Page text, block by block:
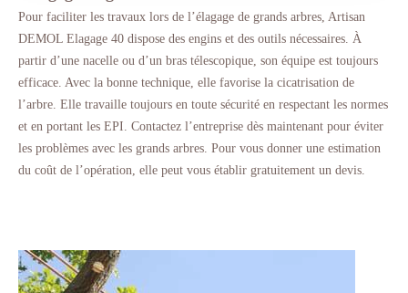
Pour faciliter les travaux lors de l’élagage de grands arbres, Artisan
DEMOL Elagage 40 dispose des engins et des outils nécessaires. À
partir d’une nacelle ou d’un bras télescopique, son équipe est toujours
efficace. Avec la bonne technique, elle favorise la cicatrisation de
l’arbre. Elle travaille toujours en toute sécurité en respectant les normes
et en portant les EPI. Contactez l’entreprise dès maintenant pour éviter
les problèmes avec les grands arbres. Pour vous donner une estimation
du coût de l’opération, elle peut vous établir gratuitement un devis.